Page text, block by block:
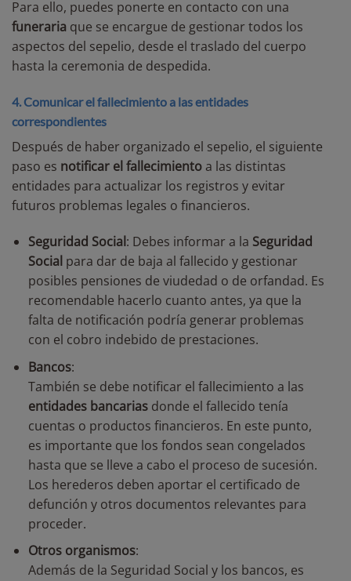
Para ello, puedes ponerte en contacto con una
funeraria que se encargue de gestionar todos los
aspectos del sepelio, desde el traslado del cuerpo
hasta la ceremonia de despedida.
4. Comunicar el fallecimiento a las entidades
correspondientes
Después de haber organizado el sepelio, el siguiente
paso es notificar el fallecimientoa las distintas
entidades para actualizar los registros y evitar
futuros problemas legales o financieros.
Seguridad Social: Debes informar a la Seguridad
Social para dar de baja al fallecido y gestionar
posibles pensiones de viudedad o de orfandad. Es
recomendable hacerlo cuanto antes, ya que la
falta de notificación podría generar problemas
con el cobro indebido de prestaciones.
Bancos:
También se debe notificar el fallecimiento a las
entidades bancariasdonde el fallecido tenía
cuentas o productos financieros. En este punto,
es importante que los fondos sean congelados
hasta que se lleve a cabo el proceso de sucesión.
Los herederos deben aportar el certificado de
defunción y otros documentos relevantes para
proceder.
Otros organismos:
Además de la Seguridad Social y los bancos, es